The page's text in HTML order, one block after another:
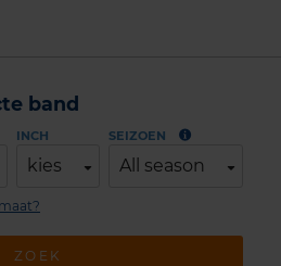
band
INCH
kies
SEIZOEN
All season
ZOEK